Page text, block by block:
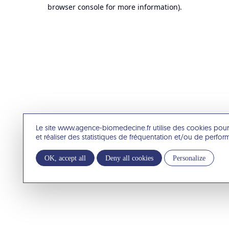
Le site www.agence-biomedecine.fr utilise des cookies
et réaliser des statistiques de fréquentation et/ou de
OK, accept all Deny all cookies Personalize
browser console for more information).